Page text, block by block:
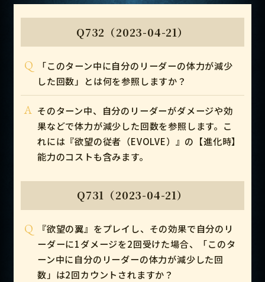
Q732（2023-04-21）
Q
「このターン中に自分のリーダーの体力が減少
した回数」とは何を参照しますか？
A そのターン中、自分のリーダーがダメージや効
果などで体力が減少した回数を参照します。こ
れには『欲望の従者（EVOLVE）』の【進化時】
能力のコストも含みます。
Q731（2023-04-21）
Q
『欲望の翼』をプレイし、その効果で自分のリ
ーダーに1ダメージを2回受けた場合、「このタ
ーン中に自分のリーダーの体力が減少した回
数」は2回カウントされますか？